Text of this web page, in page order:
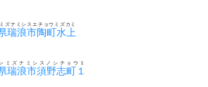
瑞浪市陶町水上
ズナミシスエチョウミズカミ
瑞浪市須野志町１
ミズナミシスノシチョウ１